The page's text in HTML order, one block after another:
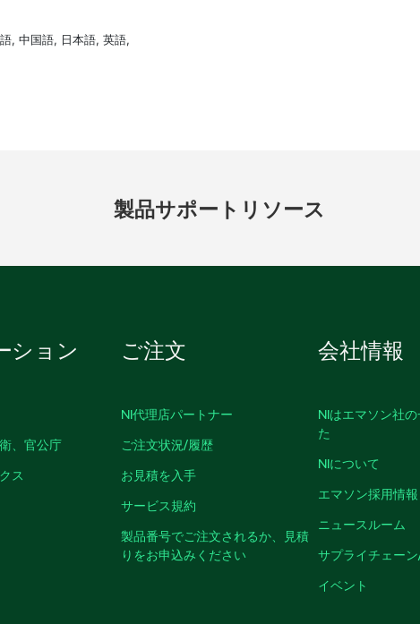
, 中国語, 日本語, 英語,
製品サポート リソース
ション
、官公庁
ス
ご注文
NI代理店パートナー
ご注文状況/履歴
お見積を入手
サービス規約
製品番号でご注文されるか、見積
りをお申込みください
会社情報
NIはエマソン社
た
NIについて
エマソン採用情報
ニュースルーム
サプライチェー
イベント